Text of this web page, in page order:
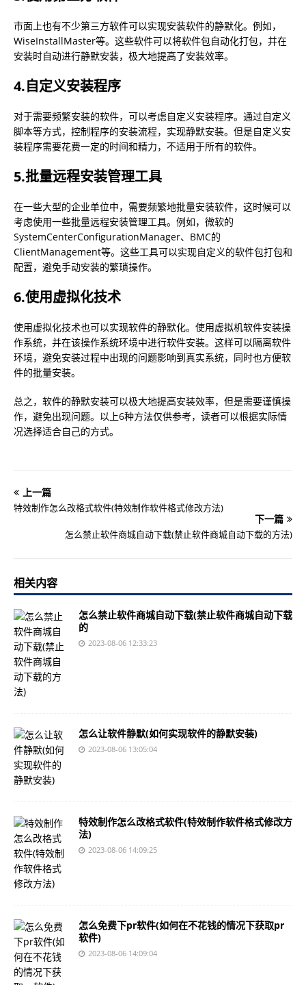
市面上也有不少第三方软件可以实现安装软件的静默化。例如，
WiseInstallMaster等。这些软件可以将软件包自动化打包，并在
安装时自动进行静默安装，极大地提高了安装效率。
4.自定义安装程序
对于需要频繁安装的软件，可以考虑自定义安装程序。通过自定义
脚本等方式，控制程序的安装流程，实现静默安装。但是自定义安
装程序需要花费一定的时间和精力，不适用于所有的软件。
5.批量远程安装管理工具
在一些大型的企业单位中，需要频繁地批量安装软件，这时候可以
考虑使用一些批量远程安装管理工具。例如，微软的
SystemCenterConfigurationManager、BMC的
ClientManagement等。这些工具可以实现自定义的软件包打包和
配置，避免手动安装的繁琐操作。
6.使用虚拟化技术
使用虚拟化技术也可以实现软件的静默化。使用虚拟机软件安装操
作系统，并在该操作系统环境中进行软件安装。这样可以隔离软件
环境，避免安装过程中出现的问题影响到真实系统，同时也方便软
件的批量安装。
总之，软件的静默安装可以极大地提高安装效率，但是需要谨慎操
作，避免出现问题。以上6种方法仅供参考，读者可以根据实际情
况选择适合自己的方式。
上一篇
特效制作怎么改格式软件(特效制作软件格式修改方法)
下一篇
怎么禁止软件商城自动下载(禁止软件商城自动下载的方法)
相关内容
怎么禁止软件商城自动下载(禁止软件商城自动下载
的
2023-08-06 12:33:23
怎么让软件静默(如何实现软件的静默安装)
2023-08-06 13:05:04
特效制作怎么改格式软件(特效制作软件格式修改方
法)
2023-08-06 14:09:25
怎么免费下pr软件(如何在不花钱的情况下获取pr
软件)
2023-08-06 14:09:04